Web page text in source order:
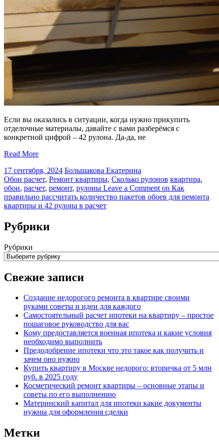
Если вы оказались в ситуации, когда нужно прикупить
отделочные материалы, давайте с вами разберёмся с
конкретной цифрой – 42 рулона. Да-да, не
Read More
17 сентября, 2024 Большакова Екатерина
Обои расчет, Ремонт квартиры, Сколько рулонов квартира,
обои, расчет, ремонт, рулоны Leave a Comment on Как
правильно рассчитать количество пакетов обоев для ремонта
квартиры и 42 рулона в расчет
Рубрики
Рубрики
Свежие записи
Создание недорогого ремонта в квартире своими
руками советы и идеи для каждого
Самостоятельный расчет ипотеки на квартиру – простое
пошаговое руководство для вас
Кому предоставляется военная ипотека и какие условия
необходимо выполнить
Предодобрение ипотеки что это такое как получить и
зачем оно нужно
Купить квартиру в Москве недорого: вторичка от 5 млн
руб. в 2025 году
Косметический ремонт квартиры – основные этапы и
советы по его выполнению
Материнский капитал для ипотеки какие документы
нужны для оформления сделки
Метки